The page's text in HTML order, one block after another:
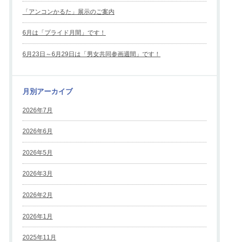
「アンコンかるた」展示のご案内
6月は「プライド月間」です！
6月23日～6月29日は「男女共同参画週間」です！
月別アーカイブ
2026年7月
2026年6月
2026年5月
2026年3月
2026年2月
2026年1月
2025年11月